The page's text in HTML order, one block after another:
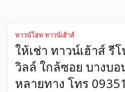
ทาวน์โฮท ทาวน์เฮ้าส์
ให้เช่า ทาวน์เฮ้าส์ รี
วิลล์ ใกล้ซอย บางบอ
หลายทาง โทร